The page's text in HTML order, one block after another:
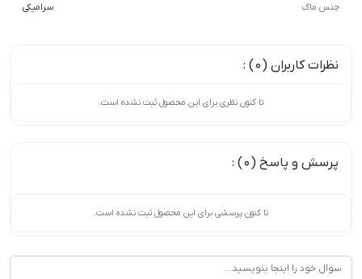
جنس ماگ سرامیکی
نظرات کاربران (0) :
تا کنون نظری برای این محصول ثبت نشده است.
پرسش و پاسخ (0) :
تا کنون پرسشی برای این محصول ثبت نشده است.